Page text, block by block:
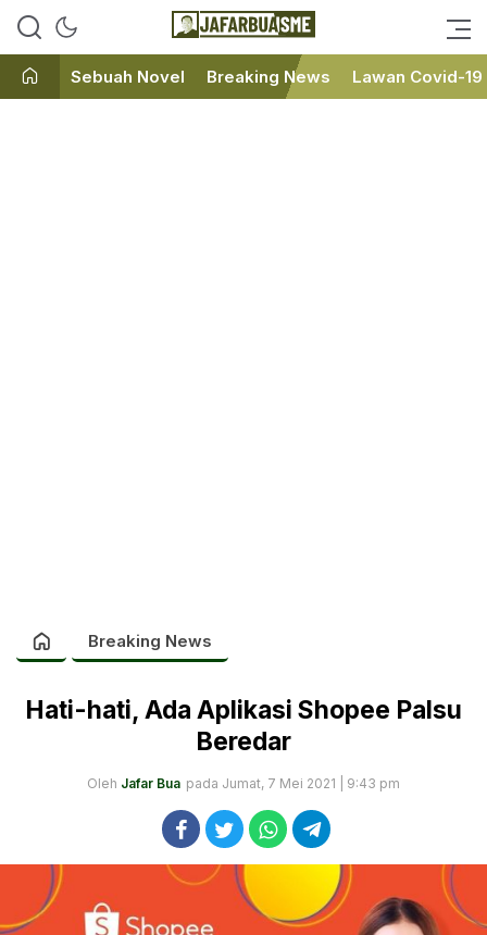
JafarBua
Ini bukan Media Online, Ini
Sebuah Novel Breaking News Lawan Covid-19
Breaking News
Hati-hati, Ada Aplikasi Shopee Palsu
Beredar
Oleh Jafar Bua pada Jumat, 7 Mei 2021 | 9:43 pm